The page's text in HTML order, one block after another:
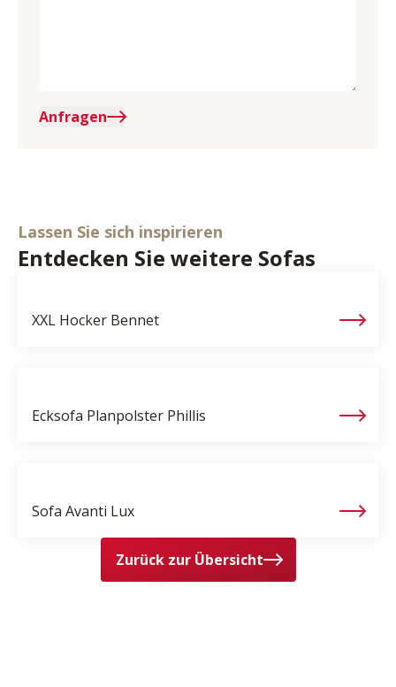
Anfragen
Lassen Sie sich inspirieren
Entdecken Sie weitere Sofas
XXL Hocker Bennet
Ecksofa Planpolster Phillis
Sofa Avanti Lux
Zurück zur Übersicht